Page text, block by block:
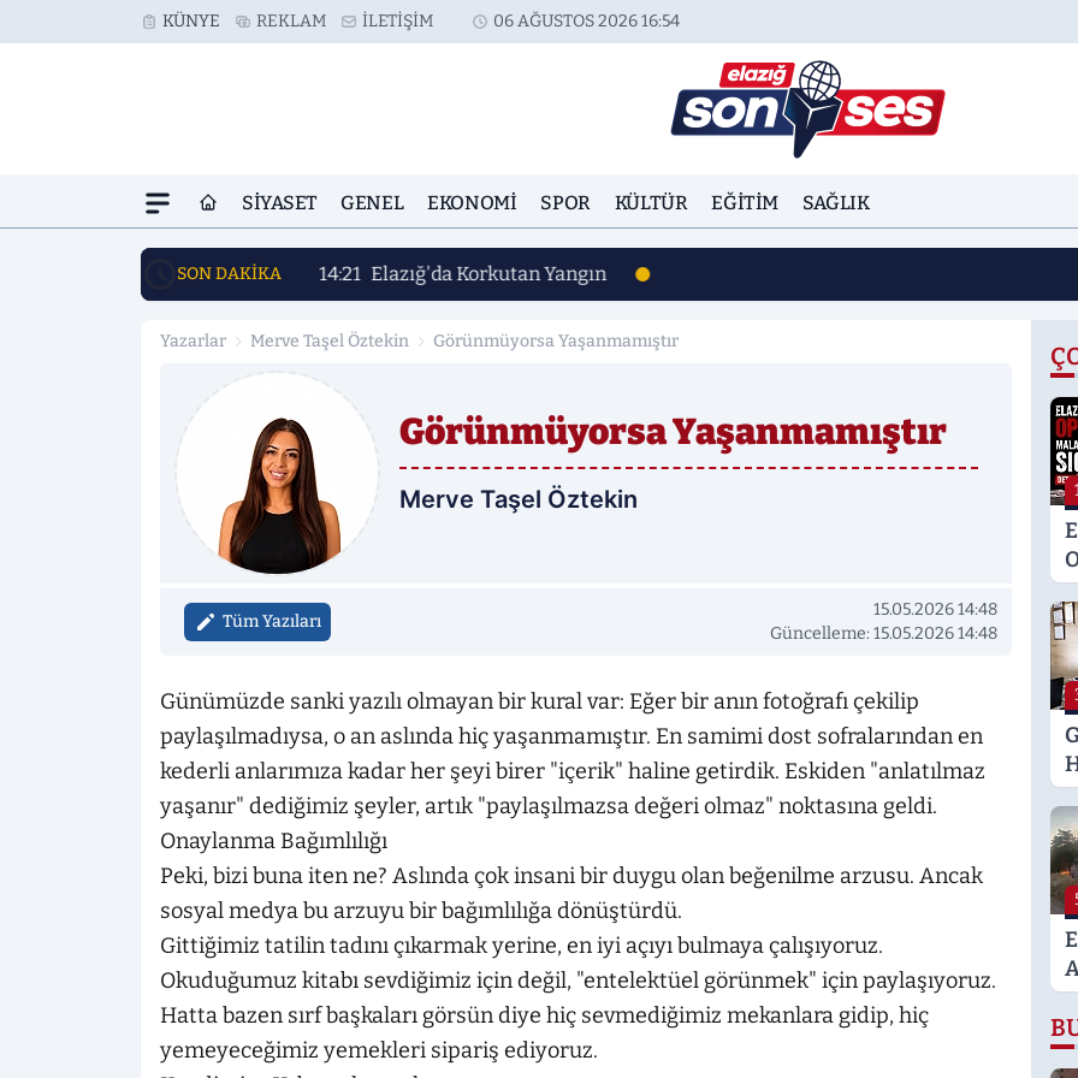
KÜNYE REKLAM İLETIŞIM 06 AĞUSTOS 2026 16:54
SIYASET GENEL EKONOMI SPOR KÜLTÜR EĞITIM SAĞLIK
SON DAKİKA 14:21 Elazığ'da Korkutan Yangın
Yazarlar Merve Taşel Öztekin Görünmüyorsa Yaşanmamıştır
Görünmüyorsa Yaşanmamıştır
Merve Taşel Öztekin
Tüm Yazıları
15.05.2026 14:48
Güncelleme: 15.05.2026 14:48
Günümüzde sanki yazılı olmayan bir kural var: Eğer bir anın fotoğrafı çekilip
paylaşılmadıysa, o an aslında hiç yaşanmamıştır. En samimi dost sofralarından en
kederli anlarımıza kadar her şeyi birer "içerik" haline getirdik. Eskiden "anlatılmaz
yaşanır" dediğimiz şeyler, artık "paylaşılmazsa değeri olmaz" noktasına geldi.
Onaylanma Bağımlılığı
Peki, bizi buna iten ne? Aslında çok insani bir duygu olan beğenilme arzusu. Ancak
sosyal medya bu arzuyu bir bağımlılığa dönüştürdü.
Gittiğimiz tatilin tadını çıkarmak yerine, en iyi açıyı bulmaya çalışıyoruz.
Okuduğumuz kitabı sevdiğimiz için değil, "entelektüel görünmek" için paylaşıyoruz.
Hatta bazen sırf başkaları görsün diye hiç sevmediğimiz mekanlara gidip, hiç
yemeyeceğimiz yemekleri sipariş ediyoruz.